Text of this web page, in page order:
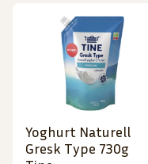
Yoghurt Naturell
Gresk Type 730g